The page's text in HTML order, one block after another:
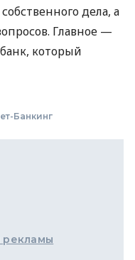
дела, а
Главное —
который
Банкинг